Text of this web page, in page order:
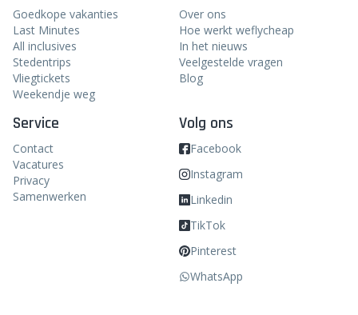
Goedkope vakanties
Last Minutes
All inclusives
Stedentrips
Vliegtickets
Weekendje weg
Over ons
Hoe werkt weflycheap
In het nieuws
Veelgestelde vragen
Blog
Service
Contact
Vacatures
Privacy
Samenwerken
Volg ons
Facebook
Instagram
Linkedin
TikTok
Pinterest
WhatsApp